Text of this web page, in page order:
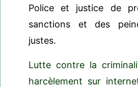
Police et justice de
sanctions et des
justes.
Lutte contre la
harcèlement sur